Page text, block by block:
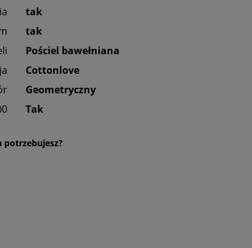
tak
tak
Pościel bawełniana
Cottonlove
Geometryczny
Tak
potrzebujesz?